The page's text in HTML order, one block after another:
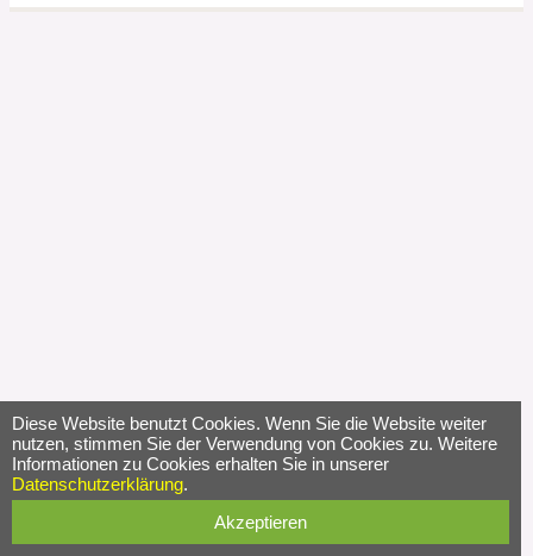
Diese Website benutzt Cookies. Wenn Sie die Website weiter
nutzen, stimmen Sie der Verwendung von Cookies zu. Weitere
Informationen zu Cookies erhalten Sie in unserer
Datenschutzerklärung.
Akzeptieren